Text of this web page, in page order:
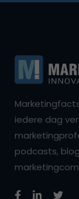
iedere dag
podcasts,